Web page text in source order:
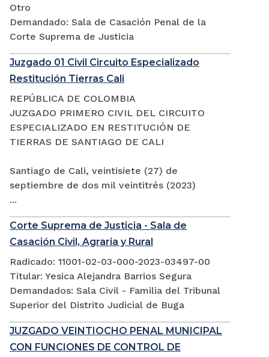
Otro
Demandado: Sala de Casación Penal de la
Corte Suprema de Justicia
Juzgado 01 Civil Circuito Especializado
Restitución Tierras Cali
REPÚBLICA DE COLOMBIA
JUZGADO PRIMERO CIVIL DEL CIRCUITO
ESPECIALIZADO EN RESTITUCIÓN DE
TIERRAS DE SANTIAGO DE CALI
Santiago de Cali, veintisiete (27) de
septiembre de dos mil veintitrés (2023)
...
Corte Suprema de Justicia - Sala de
Casación Civil, Agraria y Rural
Radicado: 11001-02-03-000-2023-03497-00
Titular: Yesica Alejandra Barrios Segura
Demandados: Sala Civil - Familia del Tribunal
Superior del Distrito Judicial de Buga
JUZGADO VEINTIOCHO PENAL MUNICIPAL
CON FUNCIONES DE CONTROL DE